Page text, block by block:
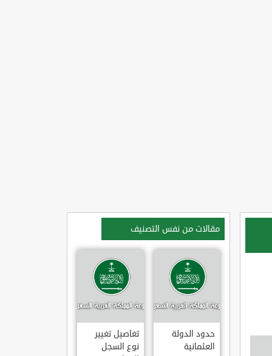
مقالات من نفس التصنيف
حدود الدولة
العثمانية
تغاصيل تغيير
نوع السجل